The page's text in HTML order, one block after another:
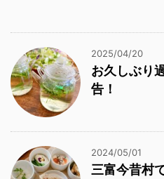
2025/04/20
お久しぶり
告！
2024/05/01
三富今昔村